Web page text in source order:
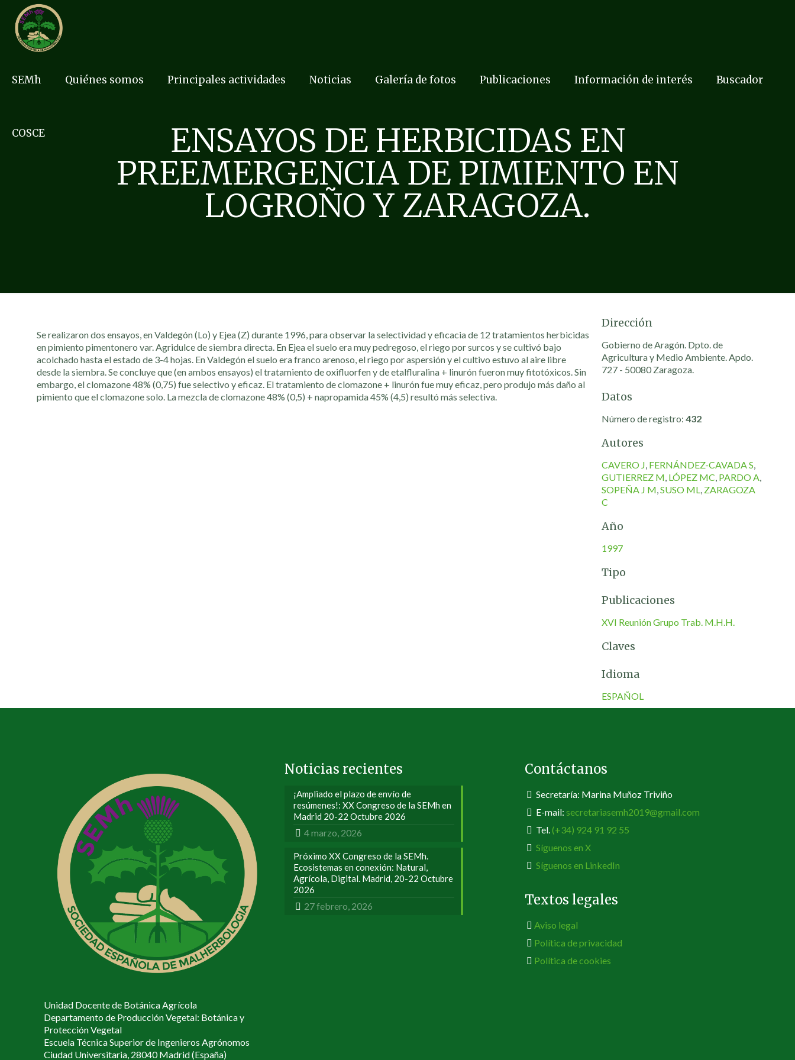
SEMh Quiénes somos Principales actividades Noticias Galería de fotos Publicaciones Información de interés Buscador
COSCE ENSAYOS DE HERBICIDAS EN
PREEMERGENCIA DE PIMIENTO EN
LOGROÑO Y ZARAGOZA.
Se realizaron dos ensayos, en Valdegón (Lo) y Ejea (Z) durante 1996, para observar la selectividad y eficacia de 12 tratamientos herbicidas
en pimiento pimentonero var. Agridulce de siembra directa. En Ejea el suelo era muy pedregoso, el riego por surcos y se cultivó bajo
acolchado hasta el estado de 3-4 hojas. En Valdegón el suelo era franco arenoso, el riego por aspersión y el cultivo estuvo al aire libre
desde la siembra. Se concluye que (en ambos ensayos) el tratamiento de oxifluorfen y de etalfluralina + linurón fueron muy fitotóxicos. Sin
embargo, el clomazone 48% (0,75) fue selectivo y eficaz. El tratamiento de clomazone + linurón fue muy eficaz, pero produjo más daño al
pimiento que el clomazone solo. La mezcla de clomazone 48% (0,5) + napropamida 45% (4,5) resultó más selectiva.
Dirección
Gobierno de Aragón. Dpto. de
Agricultura y Medio Ambiente. Apdo.
727 - 50080 Zaragoza.
Datos
Número de registro: 432
Autores
CAVERO J, FERNÁNDEZ-CAVADA S,
GUTIERREZ M, LÓPEZ MC, PARDO A,
SOPEÑA J M,SUSO ML, ZARAGOZA
C
Año
1997
Tipo
Publicaciones
XVI Reunión Grupo Trab. M.H.H.
Claves
Idioma
ESPAÑOL
Unidad Docente de Botánica Agrícola
Departamento de Producción Vegetal: Botánica y
Protección Vegetal
Escuela Técnica Superior de Ingenieros Agrónomos
Ciudad Universitaria, 28040 Madrid (España)
Noticias recientes
¡Ampliado el plazo de envío de
resúmenes!: XX Congreso de la SEMh en
Madrid 20-22 Octubre 2026
4 marzo, 2026
Próximo XX Congreso de la SEMh.
Ecosistemas en conexión: Natural,
Agrícola, Digital. Madrid, 20-22 Octubre
2026
27 febrero, 2026
Contáctanos
Secretaría: Marina Muñoz Triviño
E-mail: secretariasemh2019@gmail.com
Tel. (+34) 924 91 92 55
Síguenos en X
Síguenos en LinkedIn
Textos legales
Aviso legal
Política de privacidad
Política de cookies